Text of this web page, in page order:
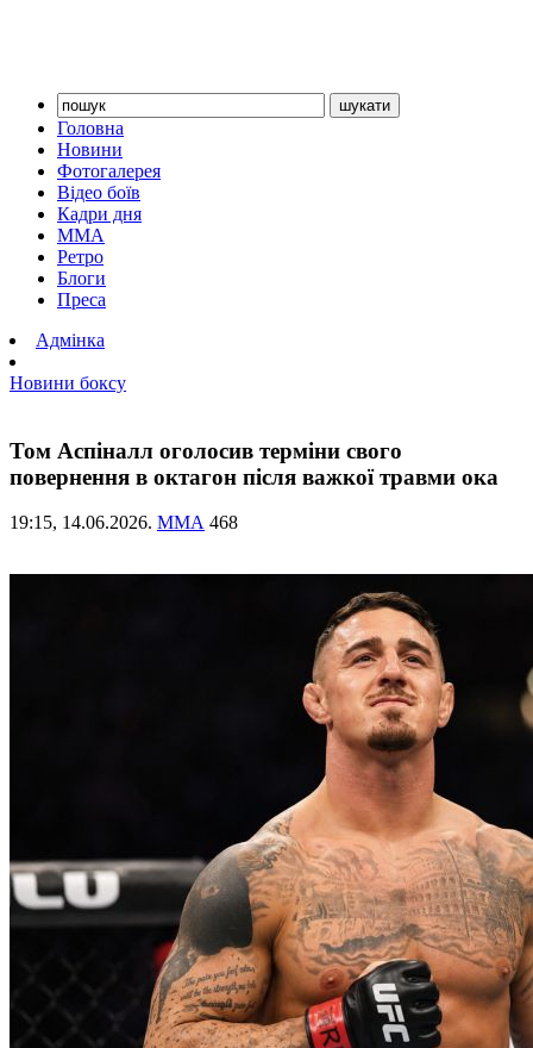
Головна
Новини
Фотогалерея
Відео боїв
Кадри дня
ММА
Ретро
Блоги
Преса
Адмінка
Новини боксу
Том Аспіналл оголосив терміни свого
повернення в октагон після важкої травми ока
19:15, 14.06.2026. ММА 468